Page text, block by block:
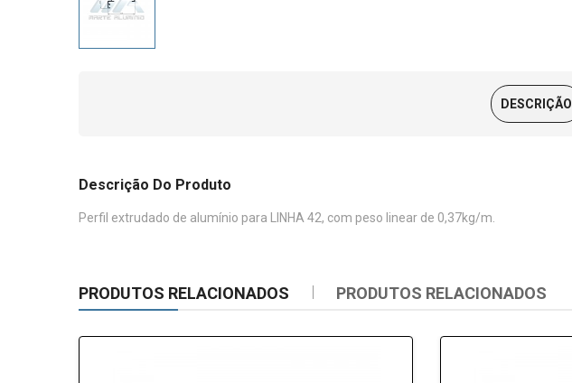
DESCRIÇÃO
Descrição Do Produto
Perfil extrudado de alumínio para LINHA 42, com peso linear de 0,37kg/m.
PRODUTOS RELACIONADOS PRODUTOS RELACIONADOS